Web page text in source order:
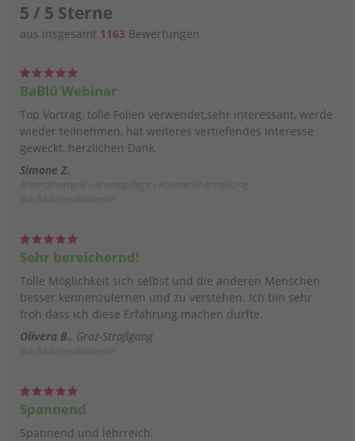
5 / 5 Sterne
aus insgesamt 1163 Bewertungen
BaBlü Webinar
Top Vortrag, tolle Folien verwendet,sehr interessant, werde
wieder teilnehmen, hat weiteres vertiefendes Interesse
geweckt, herzlichen Dank
Simone Z.
Sehr bereichernd!
Tolle Möglichkeit sich selbst und die anderen Menschen
besser kennenzulernen und zu verstehen. Ich bin sehr
froh dass ich diese Erfahrung machen durfte.
Olivera B. Graz-Straßgang
Spannend
Spannend und lehrreich.